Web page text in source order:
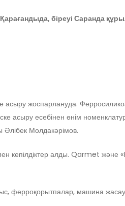
біреуі Саранда
асыру жоспарлануда.
асыру есебінен өнім
Молдакәрімов.
кепілдіктер алды. Qarmet және
ферроқорытпалар, машина